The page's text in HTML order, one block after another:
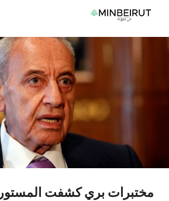
انتقل
المحتوى
مختبرات بري كشفت المستور